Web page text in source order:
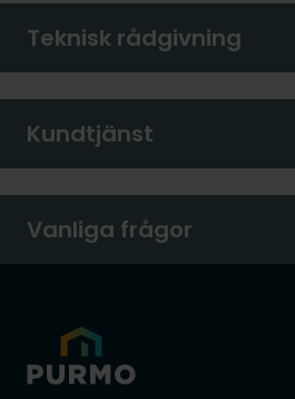
Teknisk rådgivning
Kundtjänst
Vanliga frågor